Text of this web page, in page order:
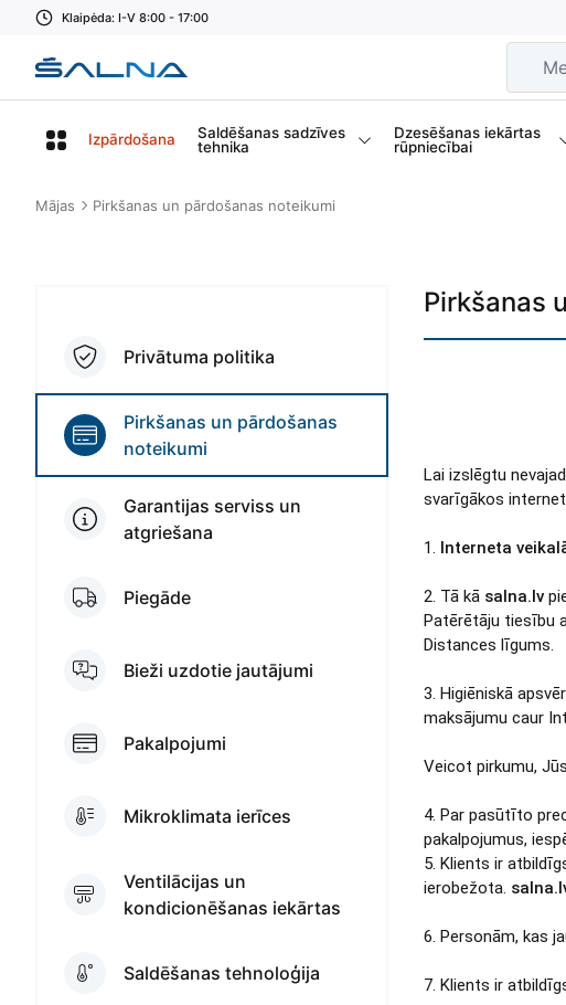
Klaipėda: I-V 8:00 - 17:00
Izpārdošana
Saldēšanas sadzīves
tehnika
Dzesēšanas iekārtas
rūpniecībai
Mājas Pirkšanas un pārdošanas noteikumi
Privātuma politika
Pirkšanas un pārdošanas
noteikumi
Garantijas serviss un
atgriešana
Piegāde
Bieži uzdotie jautājumi
Pakalpojumi
Mikroklimata ierīces
Ventilācijas un
kondicionēšanas iekārtas
Saldēšanas tehnoloģija
Pirkšanas
Lai izslēgtu
svarīgākos
1. Interneta
2. Tā kā salna.lv
Patērētāju tiesību
Distances līgums.
3. Higiēniskā
maksājumu caur
Veicot pirkumu,
4. Par pasūtīto
pakalpojumus,
5. Klients ir
ierobežota.
6. Personām, kas
7. Klients ir